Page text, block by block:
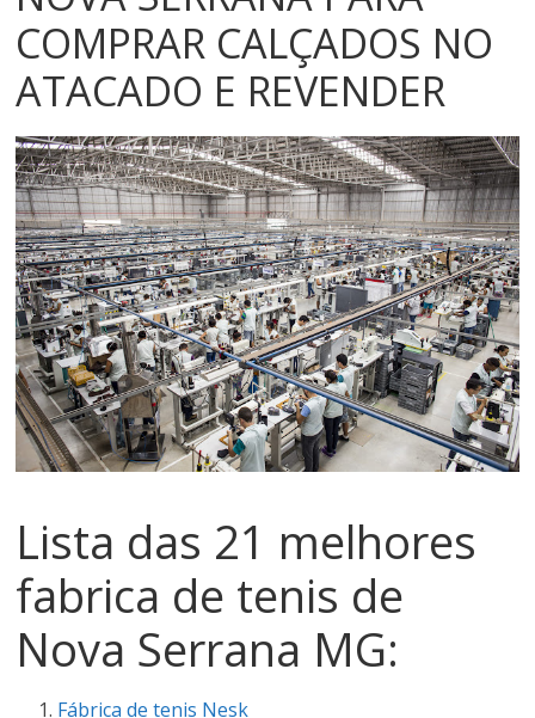
Tênis
Atacado:
Tenis
No
Atacado
Direto
Dos
Fornecedores
De
Calçados
Para
COMPRAR CALÇADOS NO
ATACADO E REVENDER
Lista das 21 melhores
fabrica de tenis de
Nova Serrana MG:
Fábrica de tenis Nesk